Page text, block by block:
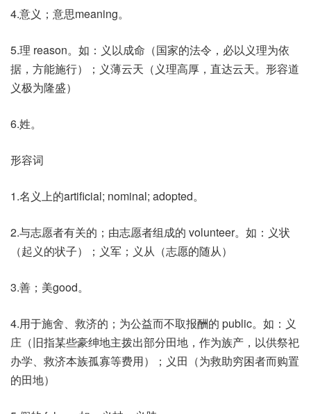
4.意义；意思meaning。
5.理 reason。如：义以成命（国家的法令，必以义理为依
据，方能施行）；义薄云天（义理高厚，直达云天。形容道
义极为隆盛）
6.姓。
形容词
1.名义上的artificial; nominal; adopted。
2.与志愿者有关的；由志愿者组成的 volunteer。如：义状
（起义的状子）；义军；义从（志愿的随从）
3.善；美good。
4.用于施舍、救济的；为公益而不取报酬的 public。如：义
庄（旧指某些豪绅地主拨出部分田地，作为族产，以供祭祀
办学、救济本族孤寡等费用）；义田（为救助穷困者而购置
的田地）